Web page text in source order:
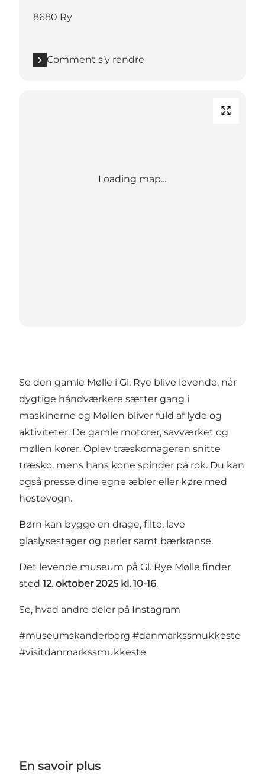
8680 Ry
Comment s’y rendre
Loading map...
Se den gamle Mølle i Gl. Rye blive levende, når
dygtige håndværkere sætter gang i
maskinerne og Møllen bliver fuld af lyde og
aktiviteter. De gamle motorer, savværket og
møllen kører. Oplev træskomageren snitte
træsko, mens hans kone spinder på rok. Du kan
også presse dine egne æbler eller køre med
hestevogn.
Børn kan bygge en drage, filte, lave
glaslysestager og perler samt bærkranse.
Det levende museum på Gl. Rye Mølle finder
sted 12. oktober 2025 kl. 10-16.
Se, hvad andre deler på Instagram
#museumskanderborg #danmarkssmukkeste
#visitdanmarkssmukkeste
En savoir plus